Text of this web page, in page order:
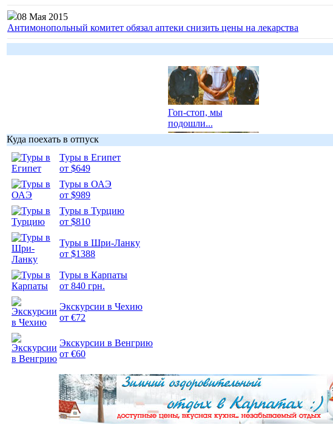
08 Мая 2015
Антимонопольный комитет обязал аптеки снизить цены на лекарства
Гоп-стоп, мы
подошли...
Куда поехать в отпуск
Туры в Египет
от $649
Туры в ОАЭ
от $989
Туры в Турцию
от $810
Туры в Шри-Ланку
от $1388
Туры в Карпаты
от 840 грн.
Экскурсии в Чехию
от €72
Экскурсии в Венгрию
от €60